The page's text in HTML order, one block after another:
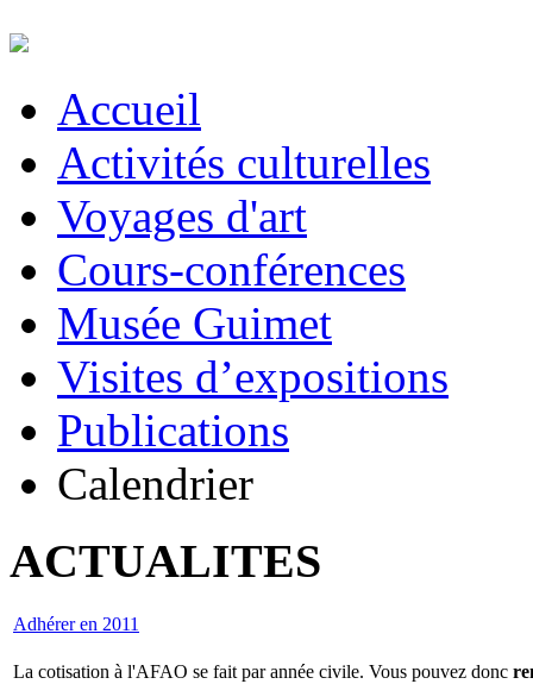
Accueil
Activités culturelles
Voyages d'art
Cours-conférences
Musée Guimet
Visites d’expositions
Publications
Calendrier
ACTUALITES
Adhérer en 2011
La cotisation à l'AFAO se fait par année civile. Vous pouvez donc